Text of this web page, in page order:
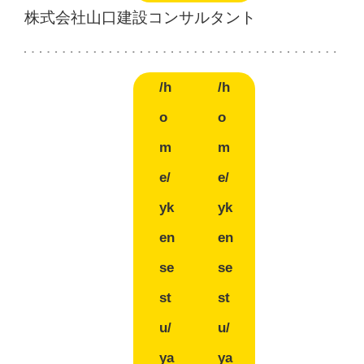
株式会社山口建設コンサルタント
/h
o
m
e/
yk
en
se
st
u/
ya
/h
o
m
e/
yk
en
se
st
u/
ya